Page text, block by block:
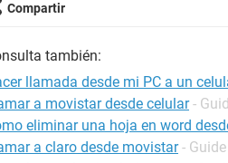
Compartir
también:
llamada desde mi PC a un
a movistar desde celular -
eliminar una hoja en word
a claro desde movistar - Guide